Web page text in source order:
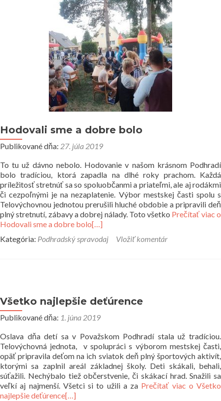
Hodovali sme a dobre bolo
Publikované dňa: 27. júla 2019
To tu už dávno nebolo. Hodovanie v našom krásnom Podhradí
bolo tradíciou, ktorá zapadla na dlhé roky prachom. Každá
príležitosť stretnúť sa so spoluobčanmi a priateľmi, ale aj rodákmi
či cezpoľnými je na nezaplatenie. Výbor mestskej časti spolu s
Telovýchovnou jednotou prerušili hluché obdobie a pripravili deň
plný stretnutí, zábavy a dobrej nálady. Toto všetko Prečítať viac o
Hodovali sme a dobre bolo[…]
Kategória: Podhradský spravodaj Vložiť komentár
Všetko najlepšie deťúrence
Publikované dňa: 1. júna 2019
Oslava dňa detí sa v Považskom Podhradí stala už tradíciou.
Telovýchovná jednota, v spolupráci s výborom mestskej časti,
opäť pripravila deťom na ich sviatok deň plný športových aktivít,
ktorými sa zaplnil areál základnej školy. Deti skákali, behali,
súťažili. Nechýbalo tiež občerstvenie, či skákací hrad. Snažili sa
veľkí aj najmenší. Všetci si to užili a za Prečítať viac o Všetko
najlepšie deťúrence[…]